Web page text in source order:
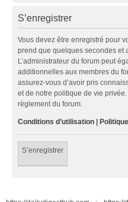
S’enregistrer
Vous devez être enregistré pour
prend que quelques secondes et
L’administrateur du forum peut
additionnelles aux membres du
assurez-vous d’avoir pris
et de notre politique de vie
règlement du forum.
Conditions d’utilisation
S’enregistrer